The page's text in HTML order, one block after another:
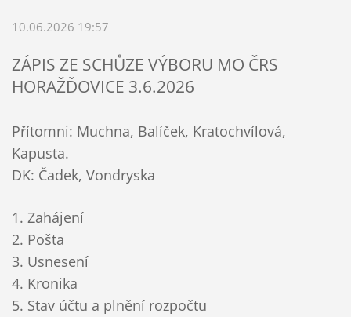
10.06.2026 19:57
ZÁPIS ZE SCHŮZE VÝBORU MO ČRS
HORAŽĎOVICE 3.6.2026
Přítomni: Muchna, Balíček, Kratochvílová,
Kapusta.
DK: Čadek, Vondryska
1. Zahájení
2. Pošta
3. Usnesení
4. Kronika
5. Stav účtu a plnění rozpočtu